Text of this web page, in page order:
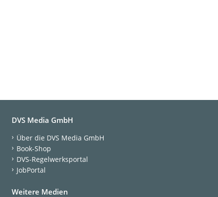
DVS Media GmbH
Über die DVS Media GmbH
Book-Shop
DVS-Regelwerksportal
JobPortal
Weitere Medien